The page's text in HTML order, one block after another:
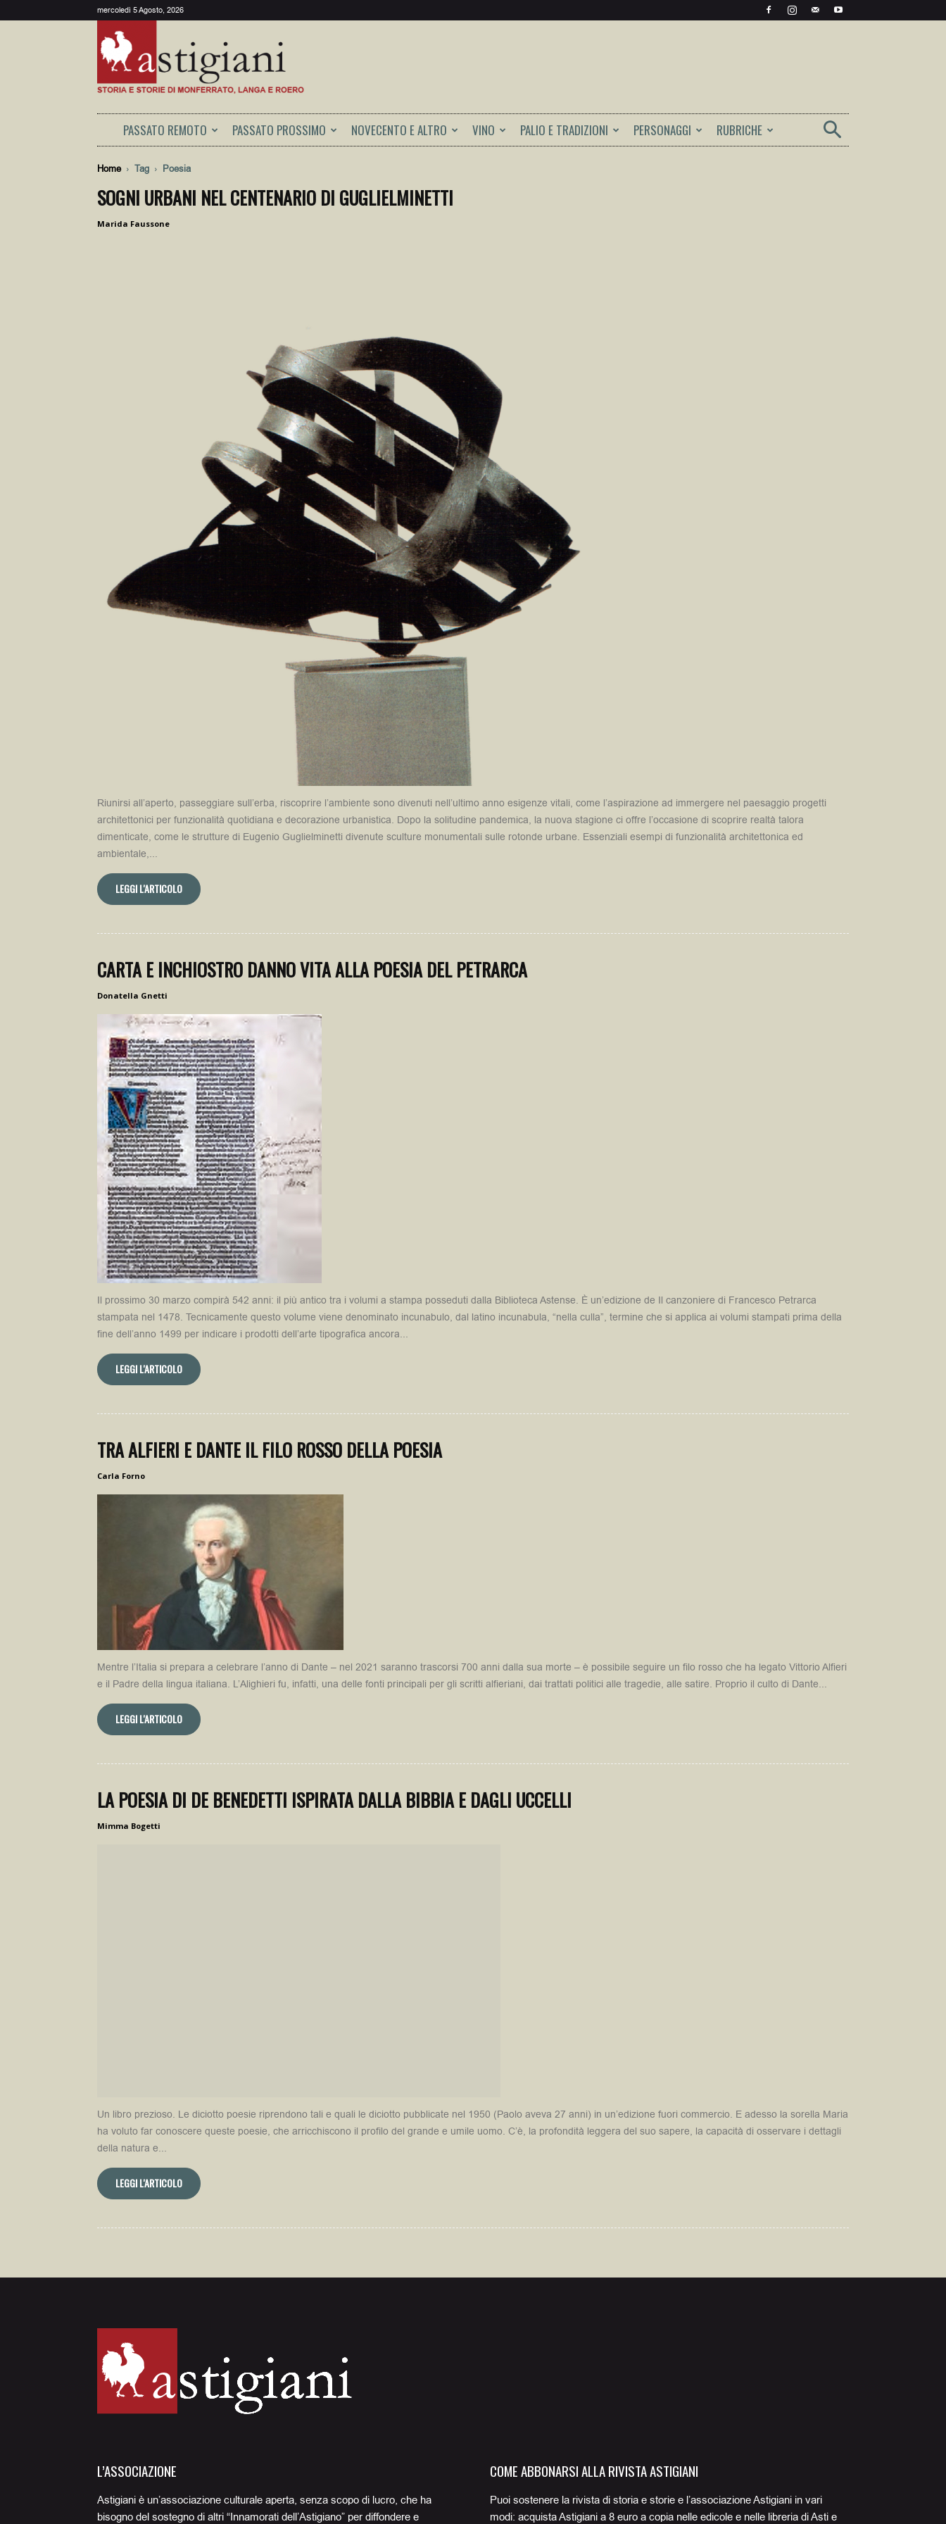
mercoledì 5 Agosto, 2026
PASSATO REMOTO PASSATO PROSSIMO NOVECENTO E ALTRO VINO PALIO E TRADIZIONI PERSONAGGI RUBRICHE
Home Tag Poesia
SOGNI URBANI NEL CENTENARIO DI GUGLIELMINETTI
Marida Faussone
Riunirsi all’aperto, passeggiare sull’erba, riscoprire l’ambiente sono divenuti nell’ultimo anno esigenze vitali, come l’aspirazione ad immergere nel paesaggio progetti
architettonici per funzionalità quotidiana e decorazione urbanistica. Dopo la solitudine pandemica, la nuova stagione ci offre l’occasione di scoprire realtà talora
dimenticate, come le strutture di Eugenio Guglielminetti divenute sculture monumentali sulle rotonde urbane. Essenziali esempi di funzionalità architettonica ed
ambientale,...
LEGGI L'ARTICOLO
CARTA E INCHIOSTRO DANNO VITA ALLA POESIA DEL PETRARCA
Donatella Gnetti
Il prossimo 30 marzo compirà 542 anni: il più antico tra i volumi a stampa posseduti dalla Biblioteca Astense. È un’edizione de Il canzoniere di Francesco Petrarca
stampata nel 1478. Tecnicamente questo volume viene denominato incunabulo, dal latino incunabula, “nella culla”, termine che si applica ai volumi stampati prima della
fine dell’anno 1499 per indicare i prodotti dell’arte tipografica ancora...
LEGGI L'ARTICOLO
TRA ALFIERI E DANTE IL FILO ROSSO DELLA POESIA
Carla Forno
Mentre l’Italia si prepara a celebrare l’anno di Dante – nel 2021 saranno trascorsi 700 anni dalla sua morte – è possibile seguire un filo rosso che ha legato Vittorio Alfieri
e il Padre della lingua italiana. L’Alighieri fu, infatti, una delle fonti principali per gli scritti alfieriani, dai trattati politici alle tragedie, alle satire. Proprio il culto di Dante...
LEGGI L'ARTICOLO
LA POESIA DI DE BENEDETTI ISPIRATA DALLA BIBBIA E DAGLI UCCELLI
Mimma Bogetti
Un libro prezioso. Le diciotto poesie riprendono tali e quali le diciotto pubblicate nel 1950 (Paolo aveva 27 anni) in un’edizione fuori commercio. E adesso la sorella Maria
ha voluto far conoscere queste poesie, che arricchiscono il profilo del grande e umile uomo. C’è, la profondità leggera del suo sapere, la capacità di osservare i dettagli
della natura e...
LEGGI L'ARTICOLO
L’ASSOCIAZIONE
Astigiani è un’associazione culturale aperta, senza scopo di lucro, che ha
bisogno del sostegno di altri “Innamorati dell’Astigiano” per diffondere e
COME ABBONARSI ALLA RIVISTA ASTIGIANI
Puoi sostenere la rivista di storia e storie e l’associazione Astigiani in vari
modi: acquista Astigiani a 8 euro a copia nelle edicole e nelle libreria di Asti e